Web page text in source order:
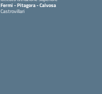
Fermi - Pitagora - Calvosa
Castrovillari